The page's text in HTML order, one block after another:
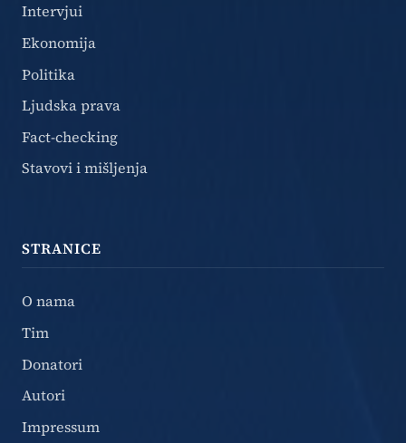
Intervjui
Ekonomija
Politika
Ljudska prava
Fact-checking
Stavovi i mišljenja
STRANICE
O nama
Tim
Donatori
Autori
Impressum